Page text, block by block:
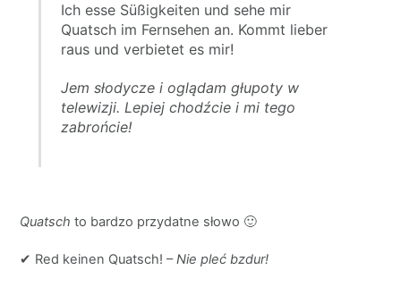
Ich esse Süßigkeiten und sehe mir
Quatsch im Fernsehen an. Kommt lieber
raus und verbietet es mir!
Jem słodycze i oglądam głupoty w
telewizji. Lepiej chodźcie i mi tego
zabrońcie!
Quatschto bardzo przydatne słowo 🙂
✔ Red keinen Quatsch! –Nie pleć bzdur!